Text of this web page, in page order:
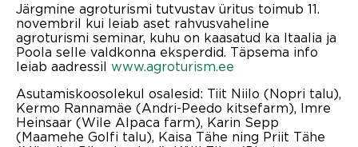
Järgmine agroturismi tutvustav üritus toimub 11.
novembril kui leiab aset rahvusvaheline
agroturismi seminar, kuhu on kaasatud ka Itaalia ja
Poola selle valdkonna eksperdid. Täpsema info
leiab aadressil www.agroturism.ee
Asutamiskoosolekul osalesid: Tiit Niilo (Nopri talu),
Kermo Rannamäe (Andri-Peedo kitsefarm), Imre
Heinsaar (Wile Alpaca farm), Karin Sepp
(Maamehe Golfi talu), Kaisa Tähe ning Priit Tähe